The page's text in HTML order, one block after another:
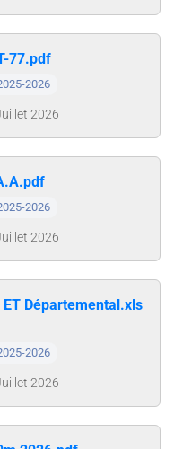
77.pdf
2026
2026
2026
2026
Départemental.xls
2026
2026